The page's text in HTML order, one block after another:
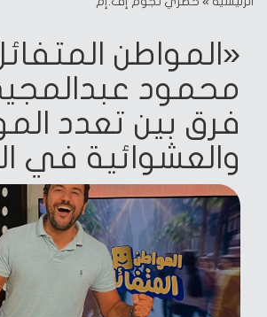
«المواطن
محمود
فرق بين تعدد
والعشوائية في